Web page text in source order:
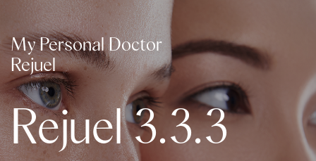
My Personal Doctor
Rejuel
Rejuel 3.3.3